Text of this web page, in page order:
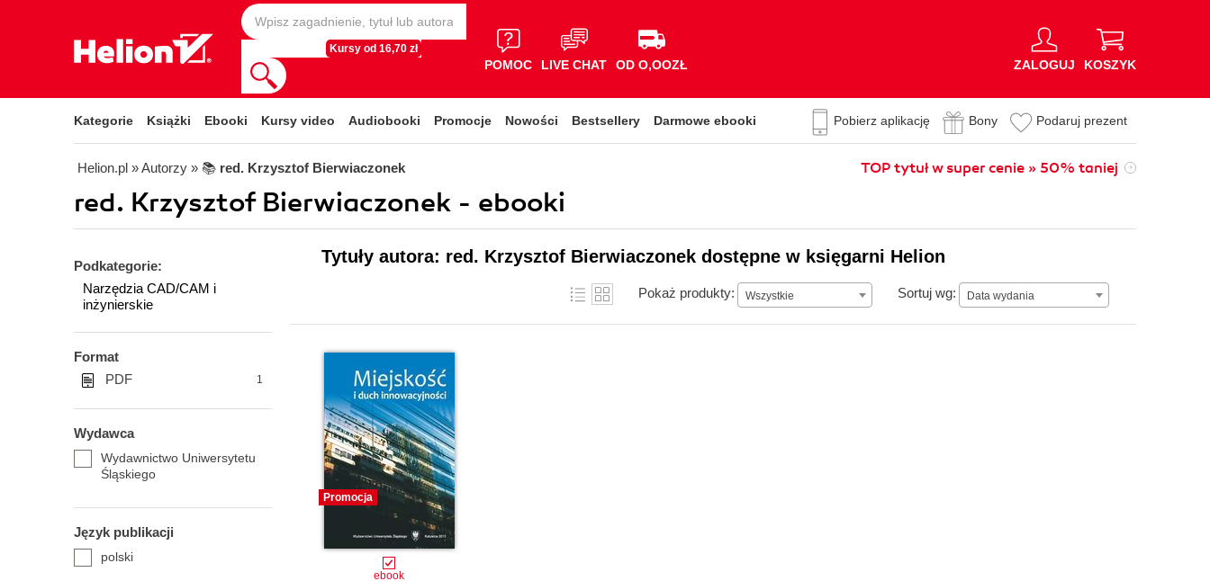
Kursy od 16,70 zł
POMOC LIVE CHAT OD O,OOZŁ ZALOGUJ KOSZYK
Kategorie Książki Ebooki Kursy video Audiobooki Promocje Nowości Bestsellery Darmowe ebooki Pobierz aplikację Bony Podaruj prezent
Helion.pl » Autorzy » 📚 red. Krzysztof Bierwiaczonek TOP tytuł w super cenie » 50% taniej
red. Krzysztof Bierwiaczonek - ebooki
Podkategorie:
Narzędzia CAD/CAM i
inżynierskie
Format
PDF
1
Wydawca
Wydawnictwo Uniwersytetu
Śląskiego
Język publikacji
polski
Tytuły autora: red. Krzysztof Bierwiaczonek dostępne w księgarni Helion
Pokaż produkty: Wszystkie Sortuj wg: Data wydania
Data wydania
Promocja
ebook